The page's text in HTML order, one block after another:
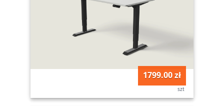
1799.00 zł
szt